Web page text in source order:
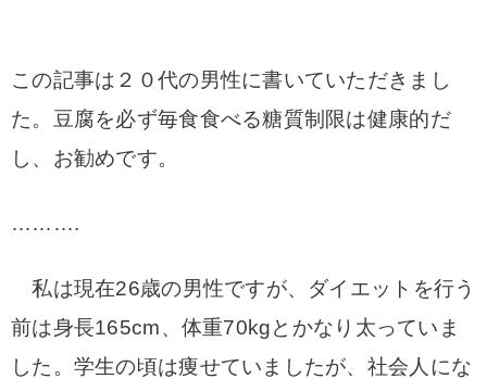
この記事は２０代の男性に書いていただきまし
た。豆腐を必ず毎食食べる糖質制限は健康的だ
し、お勧めです。
……….
私は現在26歳の男性ですが、ダイエットを行う
前は身長165cm、体重70kgとかなり太っていま
した。 学生の頃は痩せていましたが、社会人にな